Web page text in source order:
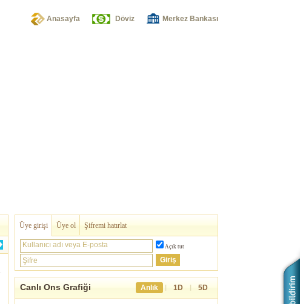
Anasayfa Döviz Merkez Bankası
Üye girişi Üye ol Şifremi hatırlat
Kullanıcı adı veya E-posta Açık tut
Şifre
Canlı Ons Grafiği Anlık | 1D | 5D